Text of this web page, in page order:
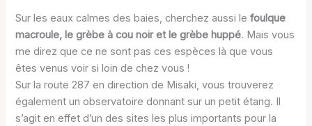
Sur les eaux calmes des baies, cherchez aussi lefoulque
macroule, le grèbe à cou noir et le grèbe huppé. Mais vous
me direz que ce ne sont pas ces espèces là que vous
êtes venus voir si loin de chez vous !
Sur la route 287 en direction de Misaki, vous trouverez
également un observatoire donnant sur un petit étang. Il
s’agit en effet d’un des sites les plus importants pour la